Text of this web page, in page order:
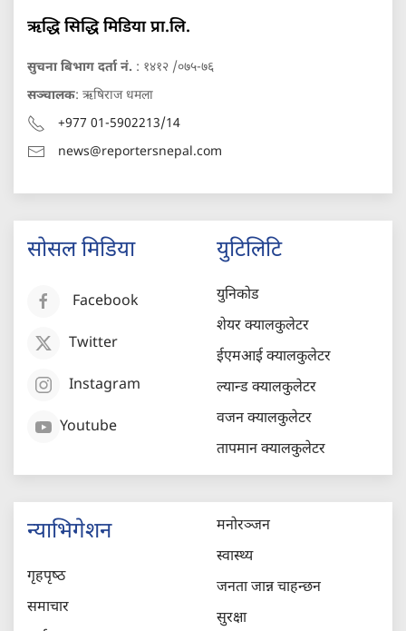
ऋद्धि सिद्धि मिडिया प्रा.लि.
सुचना बिभाग दर्ता नं. : १४१२ /०७५-७६
सञ्चालक: ऋषिराज धमला
+977 01-5902213/14
news@reportersnepal.com
सोसल मिडिया
Facebook
Twitter
Instagram
Youtube
युटिलिटि
युनिकोड
शेयर क्यालकुलेटर
ईएमआई क्यालकुलेटर
ल्यान्ड क्यालकुलेटर
वजन क्यालकुलेटर
तापमान क्यालकुलेटर
न्याभिगेशन
गृहपृष्‍ठ
समाचार
मनोरञ्जन
स्वास्थ्य
जनता जान्न चाहन्छन
सुरक्षा